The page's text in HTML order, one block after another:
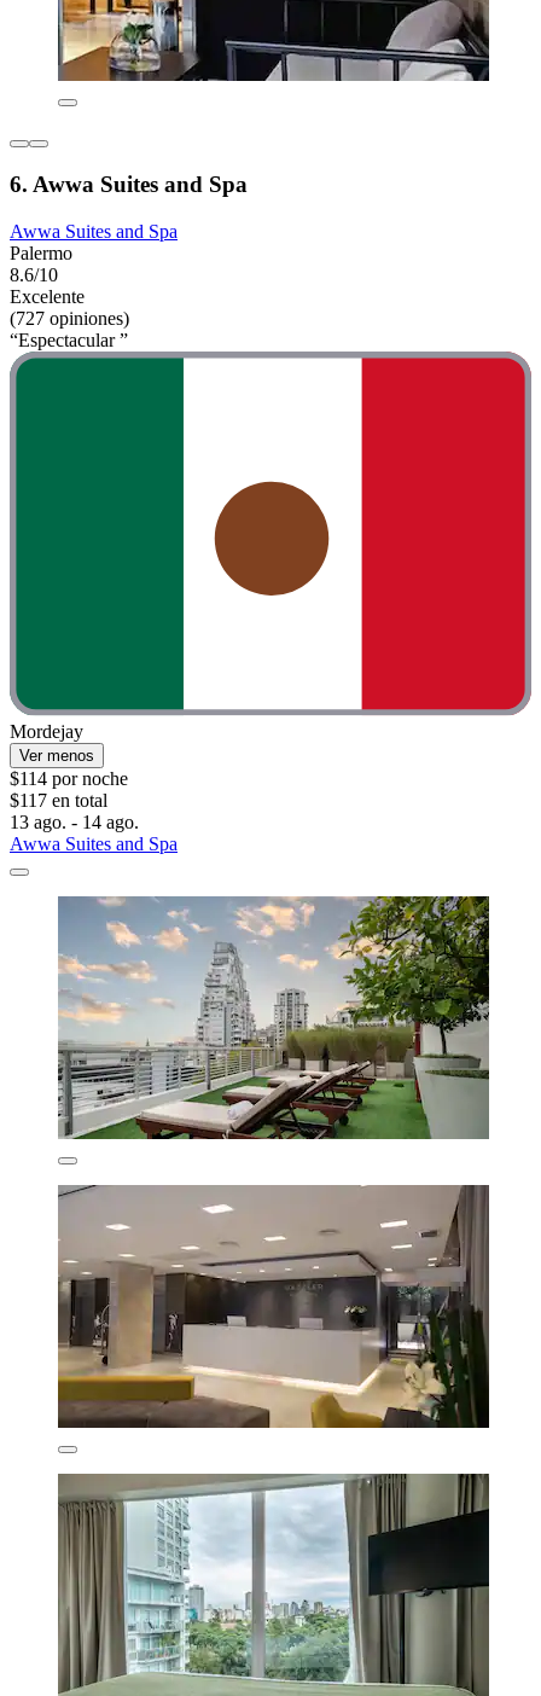
6. Awwa Suites and Spa
Awwa Suites and Spa
Palermo
8.6/10
Excelente
(727 opiniones)
“Espectacular ”
Mordejay
Ver menos
$114 por noche
$117 en total
13 ago. - 14 ago.
Awwa Suites and Spa